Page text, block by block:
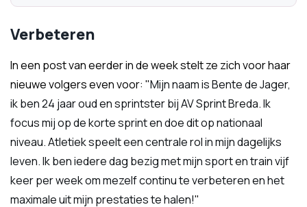
Verbeteren
In een post van eerder in de week stelt ze zich voor haar
nieuwe volgers even voor: "Mijn naam is Bente de Jager,
ik ben 24 jaar oud en sprintster bij AV Sprint Breda. Ik
focus mij op de korte sprint en doe dit op nationaal
niveau. Atletiek speelt een centrale rol in mijn dagelijks
leven. Ik ben iedere dag bezig met mijn sport en train vijf
keer per week om mezelf continu te verbeteren en het
maximale uit mijn prestaties te halen!"